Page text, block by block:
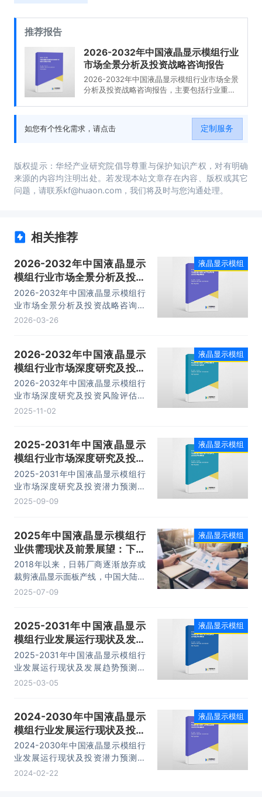
推荐报告
2026-2032年中国液晶显示模组行业
市场全景分析及投资战略咨询报告
2026-2032年中国液晶显示模组行业市场全景
分析及投资战略咨询报告，主要包括行业重点
如您有个性化需求，请点击
定制服务
版权提示：华经产业研究院倡导尊重与保护知识产权，对有明确
来源的内容均注明出处。若发现本站文章存在内容、版权或其它
问题，请联系kf@huaon.com，我们将及时与您沟通处理。
相关推荐
2026-2032年中国液晶显示
模组行业市场全景分析及投资
战略咨询报告
2026-2032年中国液晶显示模组行
业市场全景分析及投资战略咨询报
告，主要包括行业重点企业发展分
2026-03-26
液晶显示模组
2026-2032年中国液晶显示
模组行业市场深度研究及投资
风险评估报告
2026-2032年中国液晶显示模组行
业市场深度研究及投资风险评估报
告，主要包括行业应用市场需求潜力
2025-11-02
液晶显示模组
2025-2031年中国液晶显示
模组行业市场深度研究及投资
潜力预测报告
2025-2031年中国液晶显示模组行
业市场深度研究及投资潜力预测报
告，主要包括行业应用市场需求潜力
2025-09-09
液晶显示模组
2025年中国液晶显示模组行
业供需现状及前景展望：下游
需求扩大，国内产业链逐渐完
善「图」
2018年以来，日韩厂商逐渐放弃或
裁剪液晶显示面板产线，中国大陆厂
商不断增建产线，使中国大陆成为全
动更多液晶显示模组在中国产出，据
统计，2024年我国液晶显示模组产
量为32.8亿套，需求量为35.6亿
套。
2025-07-09
液晶显示模组
2025-2031年中国液晶显示
模组行业发展运行现状及发展
趋势预测报告
2025-2031年中国液晶显示模组行
业发展运行现状及发展趋势预测报
告，主要包括行业重点企业发展分
2025-03-05
液晶显示模组
2024-2030年中国液晶显示
模组行业发展运行现状及投资
潜力预测报告
2024-2030年中国液晶显示模组行
业发展运行现状及投资潜力预测报
告，主要包括行业重点企业发展分
2024-02-22
液晶显示模组